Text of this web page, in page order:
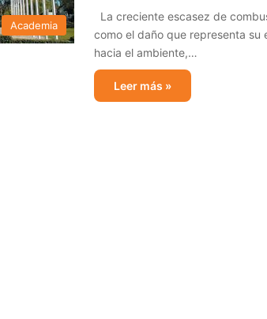
Academia
La creciente escasez de
como el daño que representa su
hacia el ambiente,…
Leer más »